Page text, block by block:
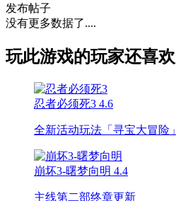
发布帖子
没有更多数据了....
玩此游戏的玩家还喜欢
忍者必须死3 4.6
全新活动玩法「寻宝大冒险」
崩坏3-曙梦向明 4.4
主线第二部终章更新